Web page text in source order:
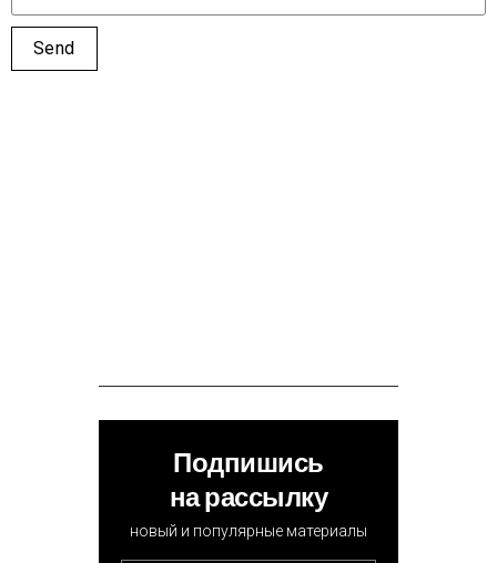
Подпишись
на рассылку
новый и популярные материалы